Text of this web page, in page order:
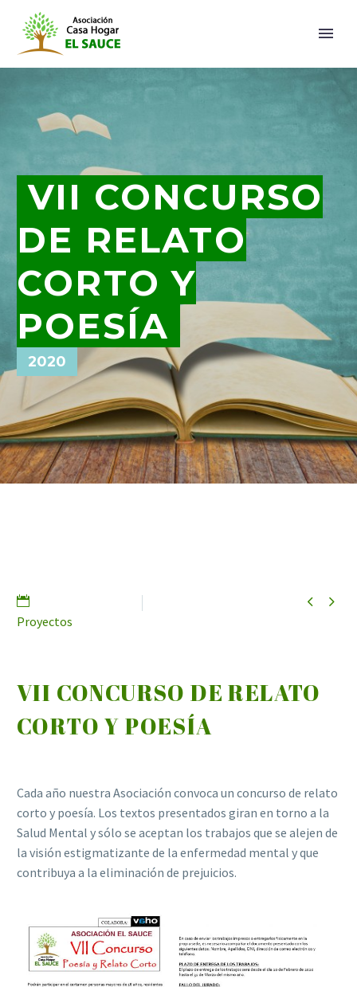
VII CONCURSO
DE RELATO
CORTO Y
POESÍA
2020
 
Proyectos
VII CONCURSO DE RELATO
CORTO Y POESÍA
Cada año nuestra Asociación convoca un concurso de relato
corto y poesía. Los textos presentados giran en torno a la
Salud Mental y sólo se aceptan los trabajos que se alejen de
la visión estigmatizante de la enfermedad mental y que
contribuya a la eliminación de prejuicios.